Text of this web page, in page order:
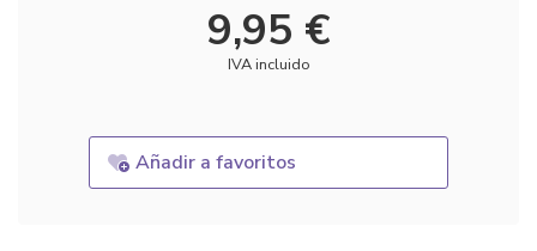
9,95 €
IVA incluido
Añadir a favoritos